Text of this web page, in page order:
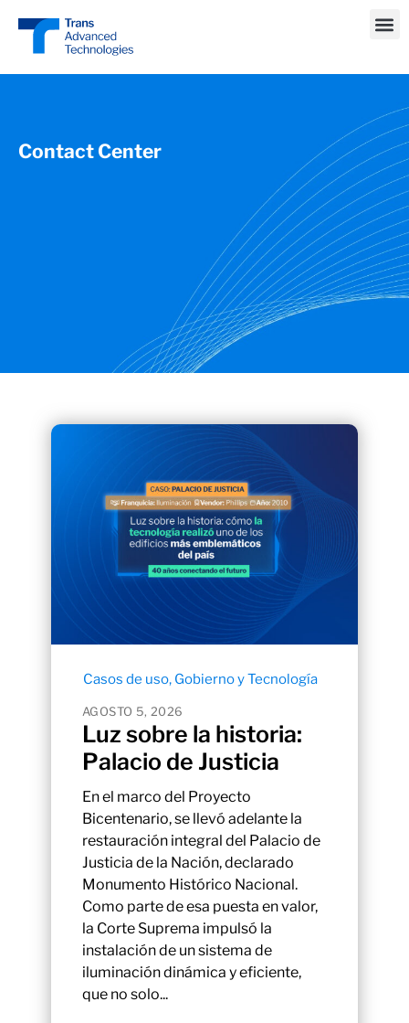
Contact Center
Casos de uso, Gobierno y Tecnología
AGOSTO 5, 2026
Luz sobre la historia:
Palacio de Justicia
En el marco del Proyecto
Bicentenario, se llevó adelante la
restauración integral del Palacio de
Justicia de la Nación, declarado
Monumento Histórico Nacional.
Como parte de esa puesta en valor,
la Corte Suprema impulsó la
instalación de un sistema de
iluminación dinámica y eficiente,
que no solo...